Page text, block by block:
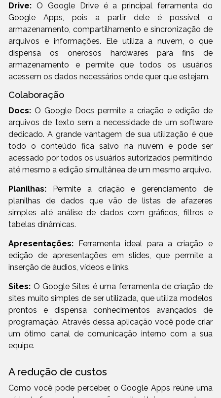
Drive: O Google Drive é a principal ferramenta do
Google Apps, pois a partir dele é possível o
armazenamento, compartilhamento e sincronização de
arquivos e informações. Ele utiliza a nuvem, o que
dispensa os onerosos hardwares para fins de
armazenamento e permite que todos os usuários
acessem os dados necessários onde quer que estejam.
Colaboração
Docs: O Google Docs permite a criação e edição de
arquivos de texto sem a necessidade de um software
dedicado. A grande vantagem de sua utilização é que
todo o conteúdo fica salvo na nuvem e pode ser
acessado por todos os usuários autorizados permitindo
até mesmo a edição simultânea de um mesmo arquivo.
Planilhas: Permite a criação e gerenciamento de
planilhas de dados que vão de listas de afazeres
simples até análise de dados com gráficos, filtros e
tabelas dinâmicas.
Apresentações: Ferramenta ideal para a criação e
edição de apresentações em slides, que permite a
inserção de áudios, vídeos e links.
Sites: O Google Sites é uma ferramenta de criação de
sites muito simples de ser utilizada, que utiliza modelos
prontos e dispensa conhecimentos avançados de
programação. Através dessa aplicação você pode criar
um ótimo canal de comunicação interno com a sua
equipe.
A redução de custos
Como você pode perceber, o Google Apps reúne uma